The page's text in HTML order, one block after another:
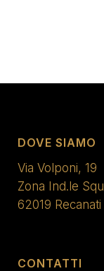
DOVE SIAMO
Via Volponi, 19
Zona Ind.le
62019
CONTATTI